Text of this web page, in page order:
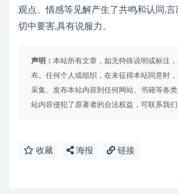
观点、情感等见解产生了共鸣和认同,
切中要害,具有说服力。
声明： 本站所有文章，如无特殊说明或标注
布。任何个人或组织，在未征得本站同意时，
采集、发布本站内容到任何网站、书籍等各
站内容侵犯了原著者的合法权益，可联系我们
收藏 海报 链接